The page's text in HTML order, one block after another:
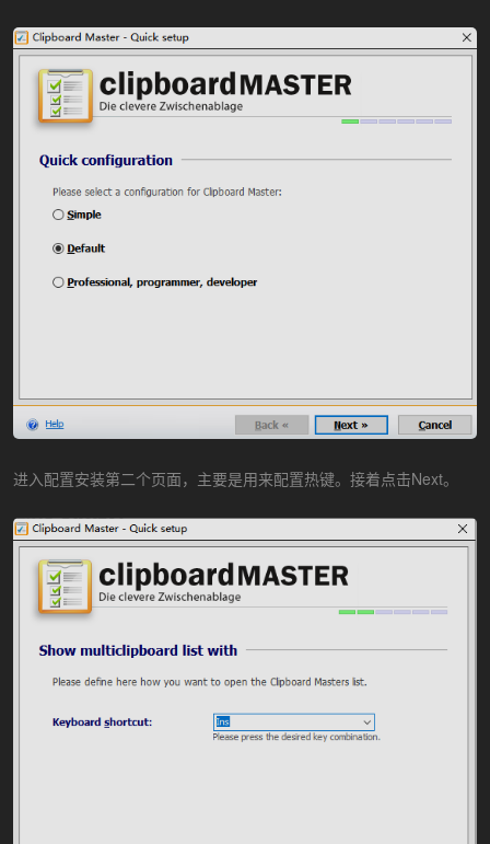
进入配置安装第二个页面，主要是用来配置热键。接着点击Next。